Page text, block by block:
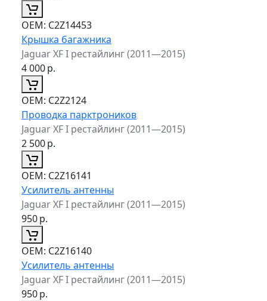
ОЕМ: C2Z14453
Крышка багажника
Jaguar XF I рестайлинг (2011—2015)
4 000р.
ОЕМ: C2Z2124
Проводка парктроников
Jaguar XF I рестайлинг (2011—2015)
2 500р.
ОЕМ: C2Z16141
Усилитель антенны
Jaguar XF I рестайлинг (2011—2015)
950р.
ОЕМ: C2Z16140
Усилитель антенны
Jaguar XF I рестайлинг (2011—2015)
950р.